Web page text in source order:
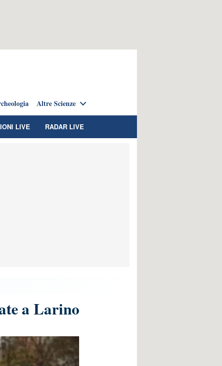
Altre Scienze
LIVE RADAR LIVE
a Larino